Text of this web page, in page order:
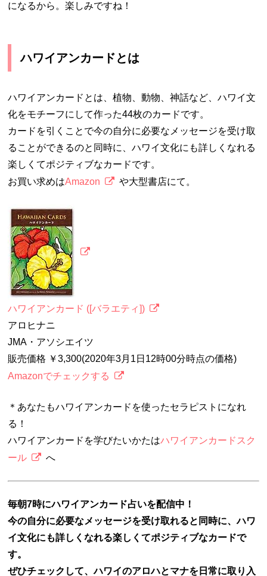
になるから。楽しみですね！
ハワイアンカードとは
ハワイアンカードとは、植物、動物、神話など、ハワイ文
化をモチーフにして作った44枚のカードです。
カードを引くことで今の自分に必要なメッセージを受け取
ることができるのと同時に、ハワイ文化にも詳しくなれる
楽しくてポジティブなカードです。
お買い求めはAmazon や大型書店にて。
ハワイアンカード ([バラエティ])
アロヒナニ
JMA・アソシエイツ
販売価格 ￥3,300(2020年3月1日12時00分時点の価格)
Amazonでチェックする
＊あなたもハワイアンカードを使ったセラピストになれ
る！
ハワイアンカードを学びたいかたはハワイアンカードスク
ール
へ
毎朝7時にハワイアンカード占いを配信中！
今の自分に必要なメッセージを受け取れると同時に、ハワ
イ文化にも詳しくなれる楽しくてポジティブなカードで
す。
ぜひチェックして、ハワイのアロハとマナを日常に取り入